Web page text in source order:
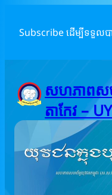
content
Subscribe ដើម្បីទទួលប
សហភាពសហ
តាកែវ –